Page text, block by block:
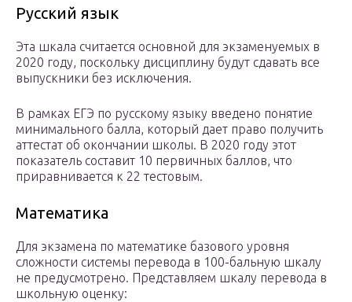
Русский язык
Эта шкала считается основной для экзаменуемых в
2020 году, поскольку дисциплину будут сдавать все
выпускники без исключения.
В рамках ЕГЭ по русскому языку введено понятие
минимального балла, который дает право получить
аттестат об окончании школы. В 2020 году этот
показатель составит 10 первичных баллов, что
приравнивается к 22 тестовым.
Математика
Для экзамена по математике базового уровня
сложности системы перевода в 100-бальную шкалу
не предусмотрено. Представляем шкалу перевода в
школьную оценку: